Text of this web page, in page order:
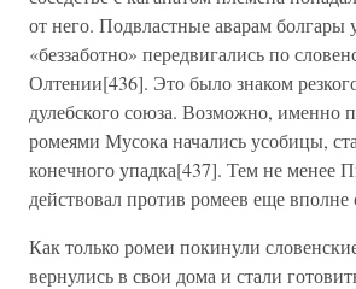
от него. Подвластные аварам болгары
«беззаботно» передвигались по
Олтении[436]. Это было знаком
дулебского союза. Возможно, именно
ромеями Мусока начались усобицы,
конечного упадка[437]. Тем не менее
действовал против ромеев еще вполне
Как только ромеи покинули
вернулись в свои дома и стали